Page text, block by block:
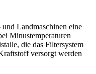
Landmaschinen eine
Minustemperaturen
die das Filtersystem
versorgt werden